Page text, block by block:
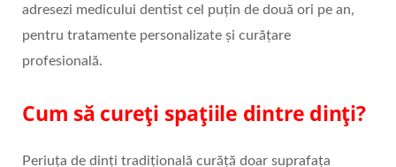
adresezi medicului dentist cel puțin de două ori pe an,
pentru tratamente personalizate și curățare
profesională.
Cum să cureți spațiile dintre dinți?
Periuța de dinți tradițională curăță doar suprafața